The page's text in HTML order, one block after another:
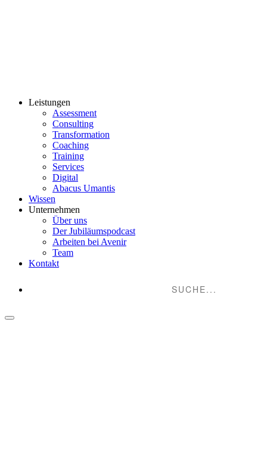
Leistungen
Assessment
Consulting
Transformation
Coaching
Training
Services
Digital
Abacus Umantis
Wissen
Unternehmen
Über uns
Der Jubiläumspodcast
Arbeiten bei Avenir
Team
Kontakt